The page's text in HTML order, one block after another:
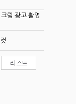
림 광고 촬영